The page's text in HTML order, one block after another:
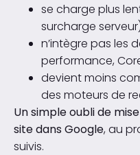
se charge plus
surcharge
n’intègre pas les
performance,
devient moins
des moteurs de
Un simple oubli de
site dans Google, au
suivis.